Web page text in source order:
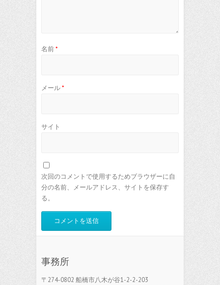
名前*
メール*
サイト
次回のコメントで使用するためブラウザーに自
分の名前、メールアドレス、サイトを保存す
る。
事務所
〒274-0802 船橋市八木が谷1-2-2-203